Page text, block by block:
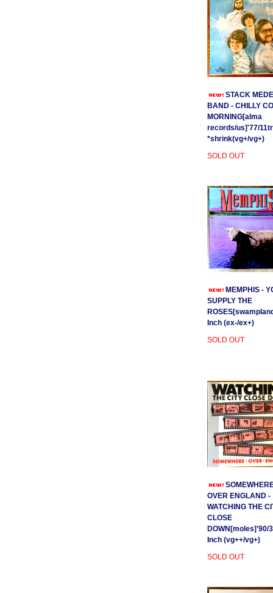
STACK
BAND - CHILLY
MORNING[alma
records/us]'77/
*shrink(vg+/vg+)
SOLD OUT
MEMPHIS -
SUPPLY THE
Inch (ex-/ex+)
SOLD OUT
OVER ENGLAND -
WATCHING THE
CLOSE
DOWN[moles]'90/
Inch (vg++/vg+)
SOLD OUT